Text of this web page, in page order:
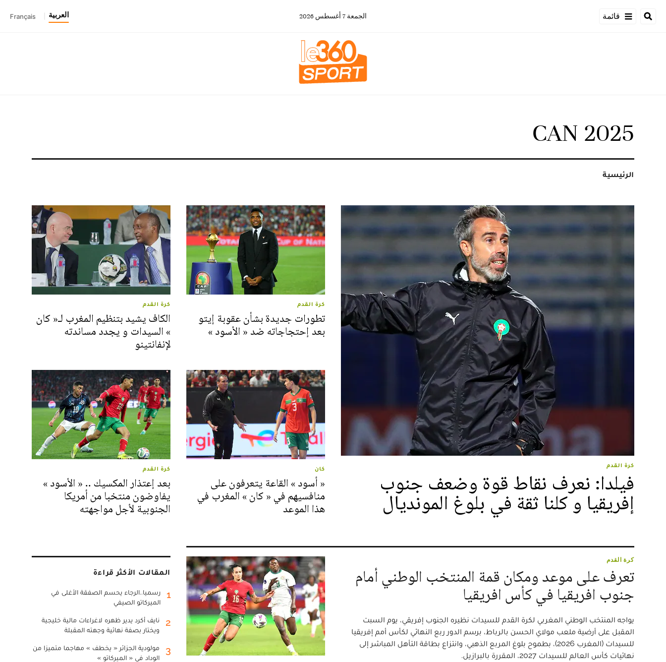
قائمة الجمعة 7 أغسطس 2026 العربية Français
CAN 2025
الرئيسية
كرة القدم
فيلدا: نعرف نقاط قوة وضعف جنوب
إفريقيا و كلنا ثقة في بلوغ المونديال
كرة القدم
تطورات جديدة بشأن عقوبة إيتو
بعد إحتجاجاته ضد « الأسود »
كرة القدم
الكاف يشيد بتنظيم المغرب لـ« كان
» السيدات و يجدد مساندته
لإنفانتينو
كان
« أسود » القاعة يتعرفون على
منافسيهم في « كان » المغرب في
هذا الموعد
كرة القدم
بعد إعتذار المكسيك .. « الأسود »
يفاوضون منتخبا من أمريكا
الجنوبية لأجل مواجهته
كرة القدم
تعرف على موعد ومكان قمة المنتخب الوطني أمام
جنوب افريقيا في كأس افريقيا
يواجه المنتخب الوطني المغربي لكرة القدم للسيدات نظيره الجنوب إفريقي، يوم السبت
المقبل على أرضية ملعب مولاي الحسن بالرباط، برسم الدور ربع النهائي لكأس أمم إفريقيا
للسيدات (المغرب 2026)، بطموح بلوغ المربع الذهبي، وانتزاع بطاقة التأهل المباشر إلى
نهائيات كأس العالم للسيدات 2027، المقررة بالبرازيل.
المقالات الأكثر قراءة
1
رسميا..الرجاء يحسم الصفقة الأغلى في
الميركاتو الصيفي
2
نايف أكرد يدير ظهره لاغراءات مالية خليجية
ويختار بصفة نهائية وجهته المقبلة
3
مولودية الجزائر « يخطف » مهاجما متميزا من
الوداد في « الميركاتو »